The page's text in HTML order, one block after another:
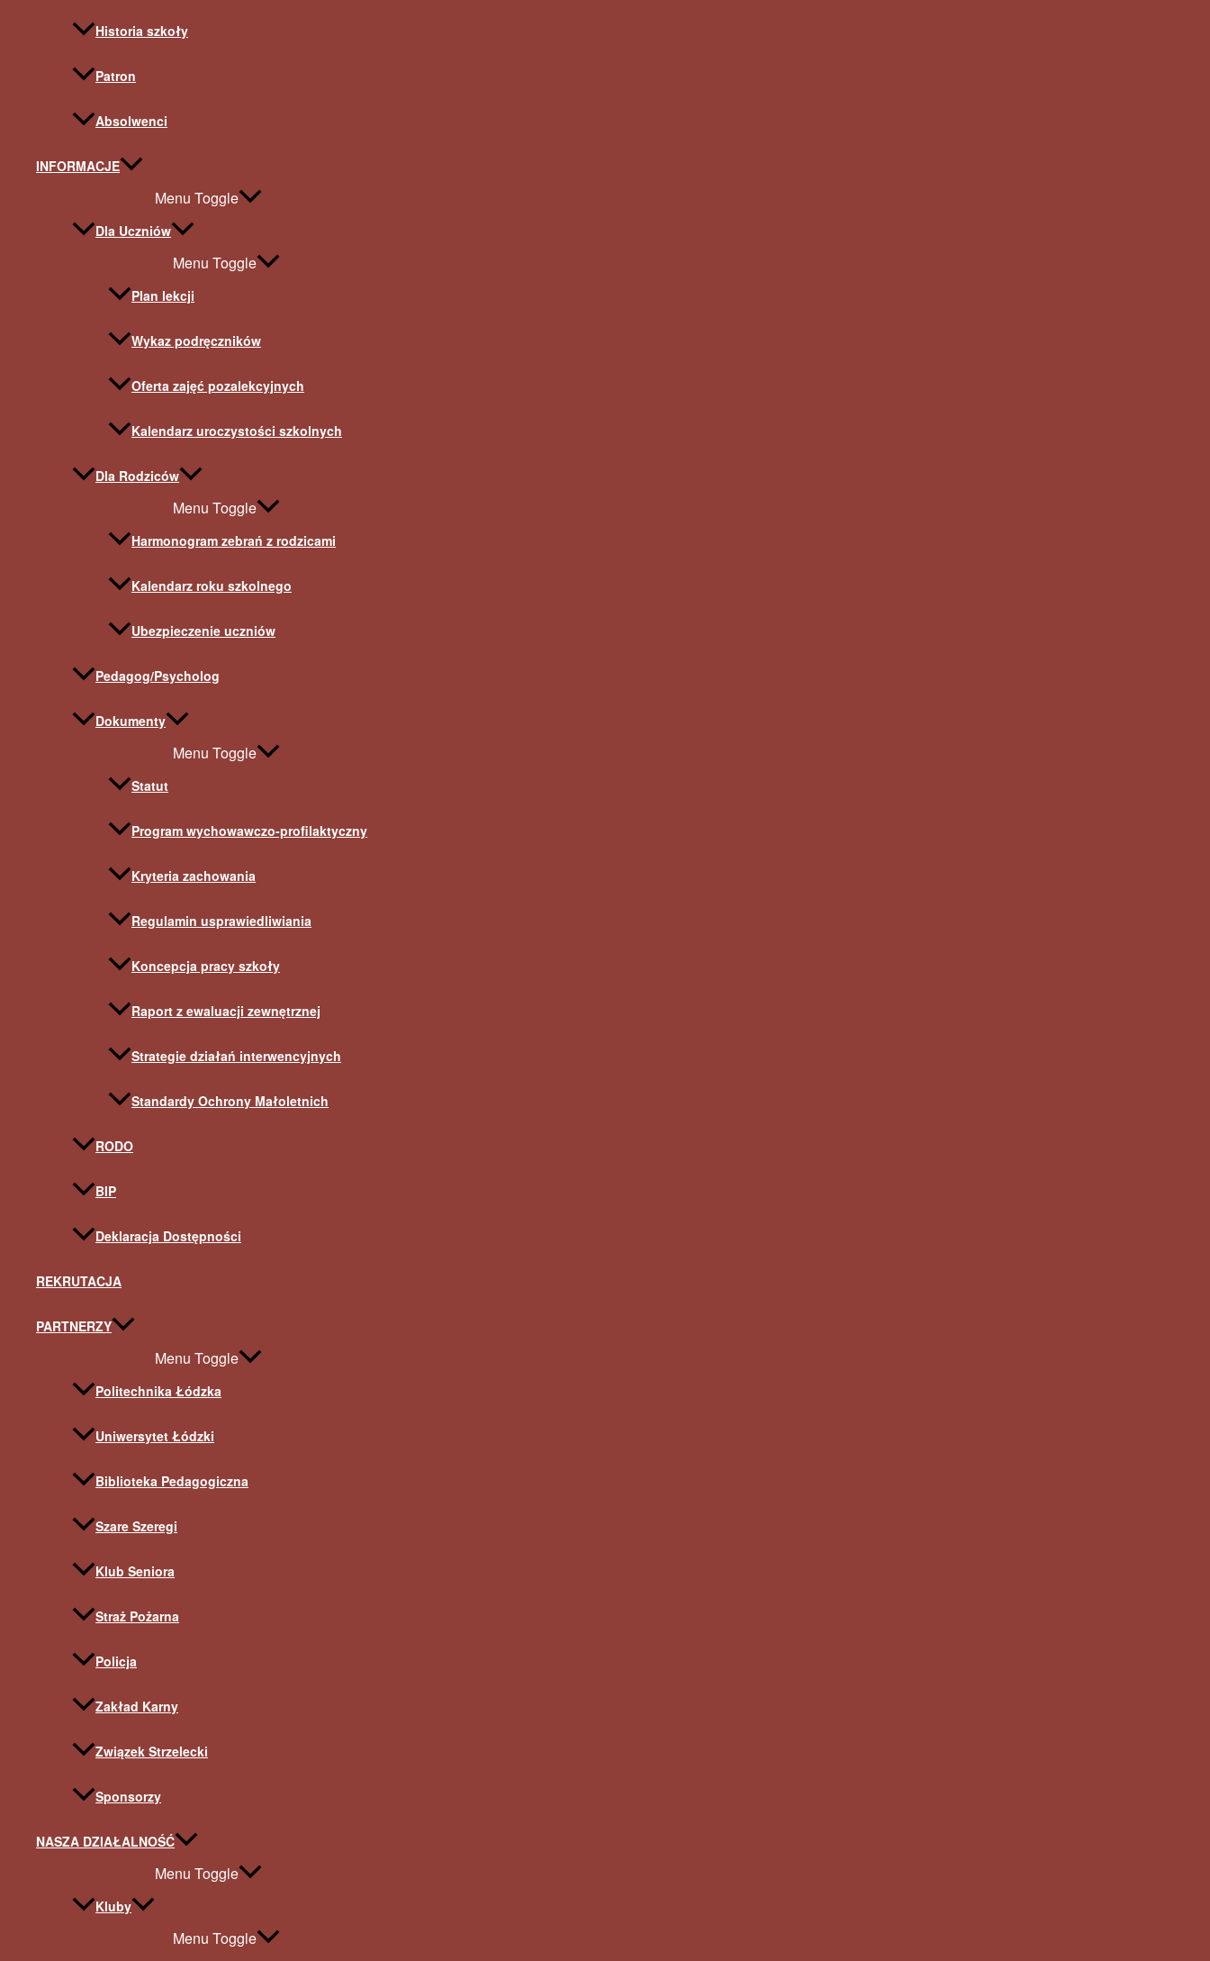
Historia szkoły
Patron
Absolwenci
INFORMACJE
Menu Toggle
Dla Uczniów
Menu Toggle
Plan lekcji
Wykaz podręczników
Oferta zajęć pozalekcyjnych
Kalendarz uroczystości szkolnych
Dla Rodziców
Menu Toggle
Harmonogram zebrań z rodzicami
Kalendarz roku szkolnego
Ubezpieczenie uczniów
Pedagog/Psycholog
Dokumenty
Menu Toggle
Statut
Program wychowawczo-profilaktyczny
Kryteria zachowania
Regulamin usprawiedliwiania
Koncepcja pracy szkoły
Raport z ewaluacji zewnętrznej
Strategie działań interwencyjnych
Standardy Ochrony Małoletnich
RODO
BIP
Deklaracja Dostępności
REKRUTACJA
PARTNERZY
Menu Toggle
Politechnika Łódzka
Uniwersytet Łódzki
Biblioteka Pedagogiczna
Szare Szeregi
Klub Seniora
Straż Pożarna
Policja
Zakład Karny
Związek Strzelecki
Sponsorzy
NASZA DZIAŁALNOŚĆ
Menu Toggle
Kluby
Menu Toggle